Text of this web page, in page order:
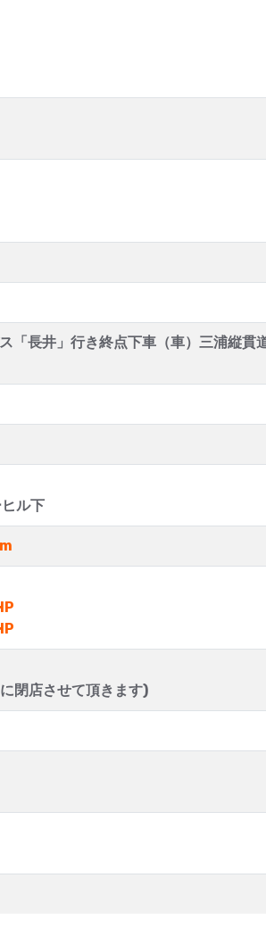
「長井」行き終点下車（車）三浦縦貫
ル下
閉店させて頂きます)